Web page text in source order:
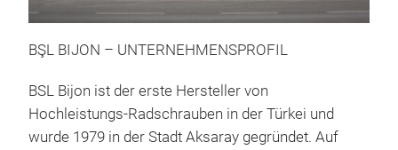
BŞL BIJON – UNTERNEHMENSPROFIL
BSL Bijon ist der erste Hersteller von
Hochleistungs-Radschrauben in der Türkei und
wurde 1979 in der Stadt Aksaray gegründet. Auf